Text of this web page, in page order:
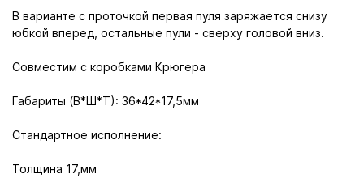
В варианте с проточкой первая пуля заряжается снизу
юбкой вперед, остальные пули - сверху головой вниз.
Совместим с коробками Крюгера
Габариты (В*Ш*Т): 36*42*17,5мм
Стандартное исполнение:
Толщина 17,мм